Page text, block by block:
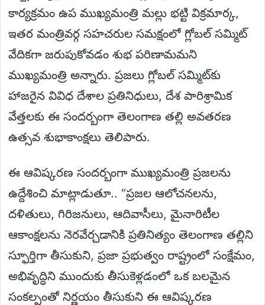
కార్యక్రమం ఉప ముఖ్యమంత్రి మల్లు భట్టి విక్రమార్క,
ఇతర మంత్రివర్గ సహచరుల సమక్షంలో గ్లోబల్ సమ్మిట్
వేదికగా జరుపుకోవడం శుభ పరిణామమని
ముఖ్యమంత్రి అన్నారు. ప్రజలు గ్లోబల్ సమ్మిట్‌కు
హాజరైన వివిధ దేశాల ప్రతినిధులు, దేశ పారిశ్రామిక
వేత్తలకు ఈ సందర్బంగా తెలంగాణ తల్లి అవతరణ
ఉత్సవ శుభాకాంక్షలు తెలిపారు.
ఈ ఆవిష్కరణ సందర్బంగా ముఖ్యమంత్రి ప్రజలను
ఉద్దేశించి మాట్లాడుతూ.. “ప్రజల ఆలోచనలను,
దళితులు, గిరిజనులు, ఆదివాసీలు, మైనారిటీల
ఆకాంక్షలను నెరవేర్చడానికి ప్రతినిత్యం తెలంగాణ తల్లిని
స్ఫూర్తిగా తీసుకుని, ప్రజా ప్రభుత్వం రాష్ట్రంలో సంక్షేమం,
అభివృద్ధిని ముందుకు తీసుకెళ్లడంలో ఒక బలమైన
సంకల్పంతో నిర్ణయం తీసుకుని ఈ ఆవిష్కరణ